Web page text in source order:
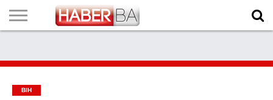
TECH
PROGRAM
PROGNOZA
PUTEVIMA
LISTA
NAMA
BIH